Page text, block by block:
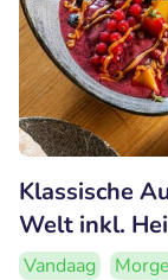
Klassische
Welt inkl.
Vandaag